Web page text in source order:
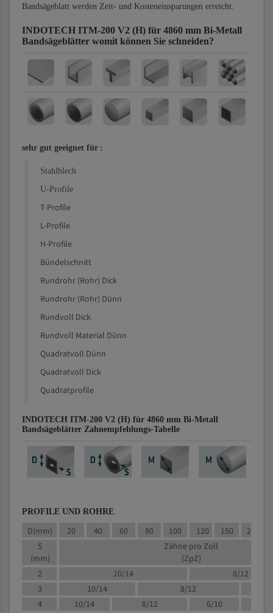
Bandsägeblatt werden Zeit- und Kosteneinsparungen erreicht.
INDOTECH ITM-200 V2 (H) für 4860 mm Bi-Metall
Bandsägeblätter womit können Sie schneiden?
sehr gut geeignet für :
Stahlblech
U-Profile
T-Profile
L-Profile
H-Profile
Bündelschnitt
Rundrohr (Rohr) Dick
Rundrohr (Rohr) Dünn
Rundvoll Dick
Rundvoll Material Dünn
Quadratvoll Dünn
Quadratvoll Dick
Quadratprofile
INDOTECH ITM-200 V2 (H) für 4860 mm Bi-Metall
Bandsägeblätter Zahnempfehlungs-Tabelle
PROFILE UND ROHRE
D(mm) 20 40 60 80 100 120 150 200
S
(mm)
Zähne pro Zoll
(ZpZ)
2
10/14
8/12
3
10/14 8/12
4
10/14 8/12 6/10